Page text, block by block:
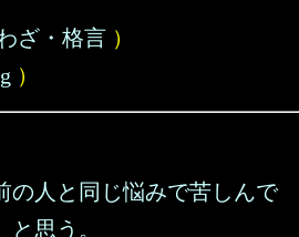
ざ・格言 ）
）
の人と同じ悩みで苦しんで
思う。